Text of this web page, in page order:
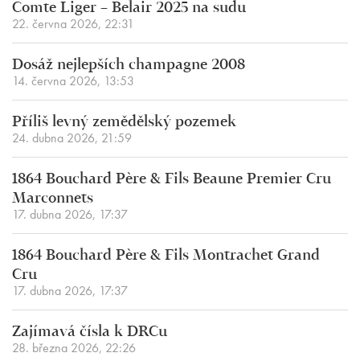
Comte Liger – Belair 2025 na sudu
22. června 2026, 22:31
Dosáž nejlepších champagne 2008
14. června 2026, 13:53
Příliš levný zemědělský pozemek
24. dubna 2026, 21:59
1864 Bouchard Père & Fils Beaune Premier Cru
Marconnets
17. dubna 2026, 17:37
1864 Bouchard Père & Fils Montrachet Grand
Cru
17. dubna 2026, 17:37
Zajímavá čísla k DRCu
28. března 2026, 22:26